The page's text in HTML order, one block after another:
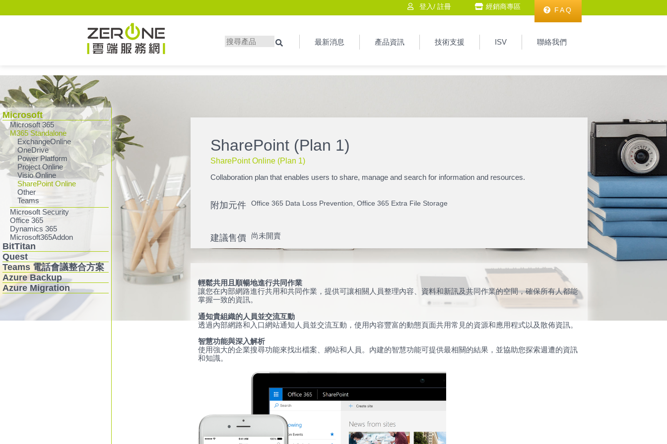
登入/ 註冊 經銷商專區 FAQ
最新消息 產品資訊 技術支援 ISV 聯絡我們
Microsoft
Microsoft 365
M365 Standalone
ExchangeOnline
OneDrive
Power Platform
Project Online
Visio Online
SharePoint Online
Other
Teams
Microsoft Security
Office 365
Dynamics 365
Microsoft365Addon
BitTitan
Quest
Teams 電話會議整合方案
Azure Backup
Azure Migration
SharePoint (Plan 1)
SharePoint Online (Plan 1)
Collaboration plan that enables users to share, manage and search for information and resources.
附加元件 Office 365 Data Loss Prevention ,Office 365 Extra File Storage
建議售價 尚未開賣
輕鬆共用且順暢地進行共同作業
讓您在內部網路進行共用和共同作業，提供可讓相關人員整理內容、資料和新訊及共同作業的空間，確保所有人都能
掌握一致的資訊。
通知貴組織的人員並交流互動
透過內部網路和入口網站通知人員並交流互動，使用內容豐富的動態頁面共用常見的資源和應用程式以及散佈資訊。
智慧功能與深入解析
使用強大的企業搜尋功能來找出檔案、網站和人員。內建的智慧功能可提供最相關的結果，並協助您探索週遭的資訊
和知識。